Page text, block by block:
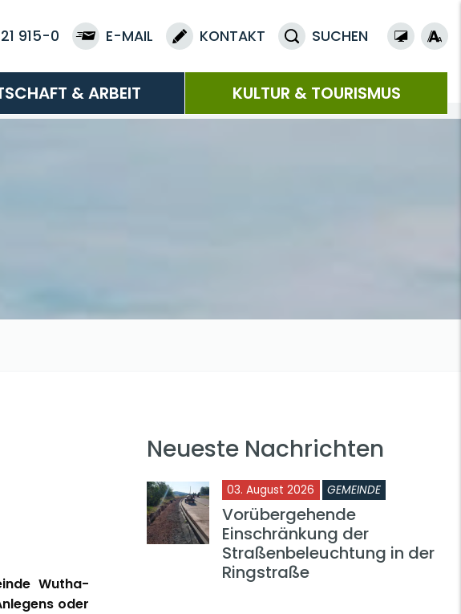
915-0 E-MAIL KONTAKT SUCHEN
& ARBEIT KULTUR & TOURISMUS
Wutha-
oder
Neueste Nachrichten
03. August 2026 GEMEINDE
Vorübergehende
Einschränkung der
Straßenbeleuchtung in der
Ringstraße